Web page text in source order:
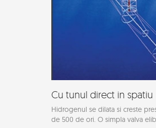
Cu tunul direct in spatiu
Hidrogenul se dilata si creste
de 500 de ori. O simpla valva